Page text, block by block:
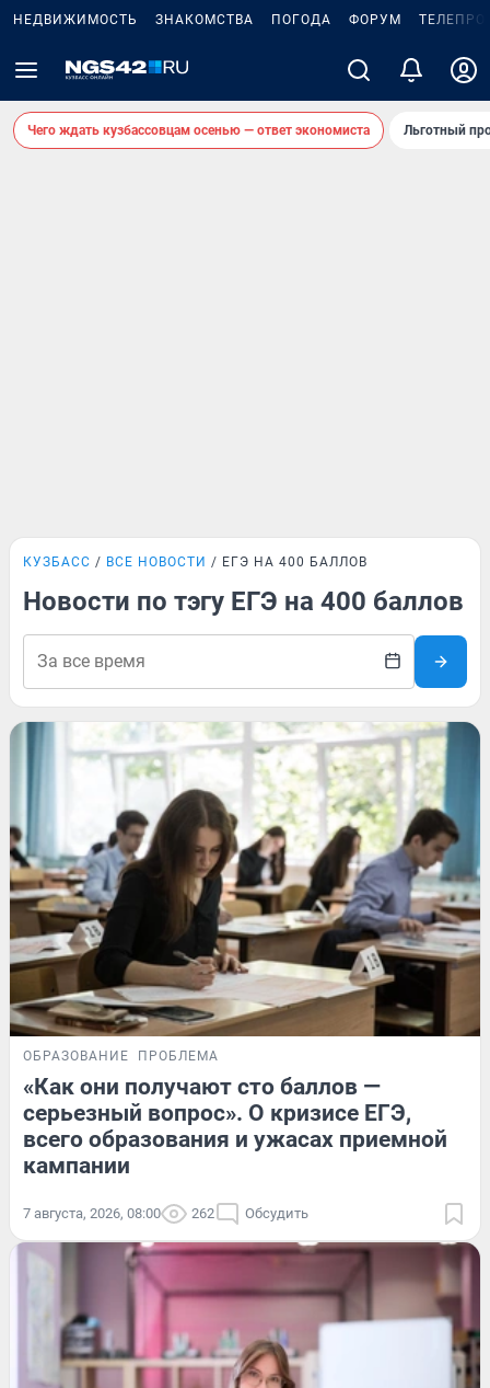
НЕДВИЖИМОСТЬ ЗНАКОМСТВА ПОГОДА ФОРУМ
Чего ждать кузбассовцам осенью — ответ экономиста Льготный
КУЗБАСС ВСЕ НОВОСТИ ЕГЭ НА 400 БАЛЛОВ
Новости по тэгу ЕГЭ на 400 баллов
ОБРАЗОВАНИЕ ПРОБЛЕМА
«Как они получают сто баллов —
серьезный вопрос». О кризисе ЕГЭ,
всего образования и ужасах приемной
кампании
7 августа, 2026, 08:00 262 Обсудить